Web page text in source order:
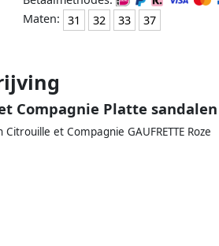
Maten: 31 32 33 37
Compagnie Platte sandalen
et Compagnie GAUFRETTE Roze